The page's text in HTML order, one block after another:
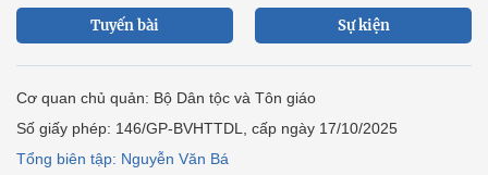
Tuyến bài Sự kiện
Cơ quan chủ quản: Bộ Dân tộc và Tôn giáo
Số giấy phép: 146/GP-BVHTTDL, cấp ngày 17/10/2025
Tổng biên tập: Nguyễn Văn Bá